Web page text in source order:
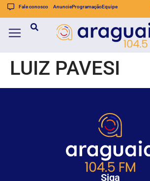
Fale conosco AnuncieProgramaçãoEquipe
LUIZ PAVESI
Siga